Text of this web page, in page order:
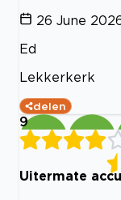
26 June
Ed
Lekkerkerk
delen
9
Uitermate